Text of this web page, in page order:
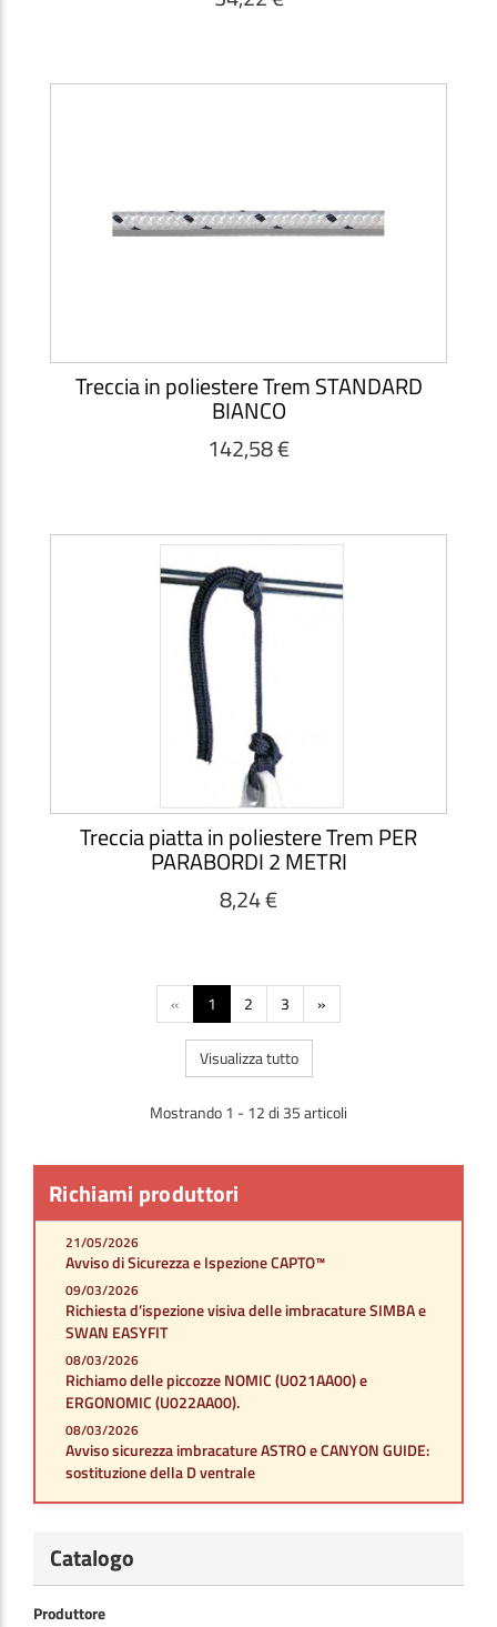
Richiami produttori
21/05/2026
Avviso di Sicurezza e Ispezione CAPTO™
09/03/2026
Richiesta d’ispezione visiva delle imbracature SIMBA e
SWAN EASYFIT
08/03/2026
Richiamo delle piccozze NOMIC (U021AA00) e
ERGONOMIC (U022AA00).
08/03/2026
Avviso sicurezza imbracature ASTRO e CANYON GUIDE:
sostituzione della D ventrale
Catalogo
Produttore
Treccia in poliestere Trem STANDARD
BIANCO
142,58 €
Treccia piatta in poliestere Trem PER
PARABORDI 2 METRI
8,24 €
« 1 2 3 »
Visualizza tutto
Mostrando 1 - 12 di 35 articoli